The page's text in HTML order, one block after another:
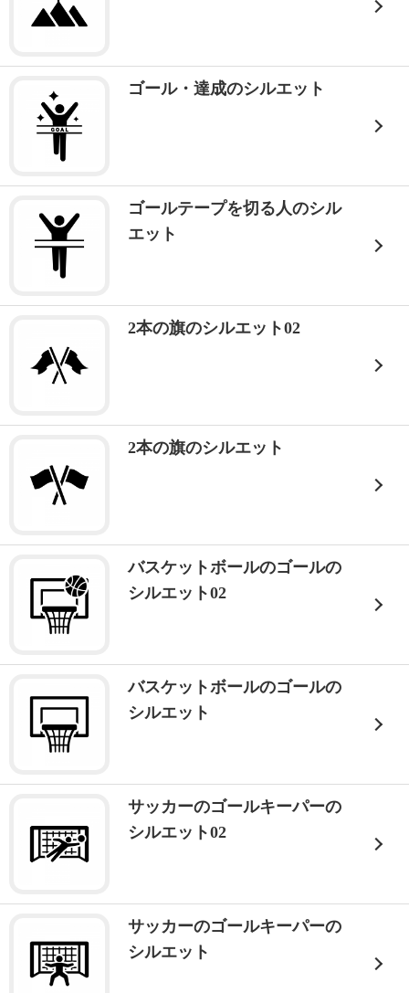
ゴール・達成のシルエット
ゴールテープを切る人のシル
エット
2本の旗のシルエット02
2本の旗のシルエット
バスケットボールのゴールの
シルエット02
バスケットボールのゴールの
シルエット
サッカーのゴールキーパーの
シルエット02
サッカーのゴールキーパーの
シルエット